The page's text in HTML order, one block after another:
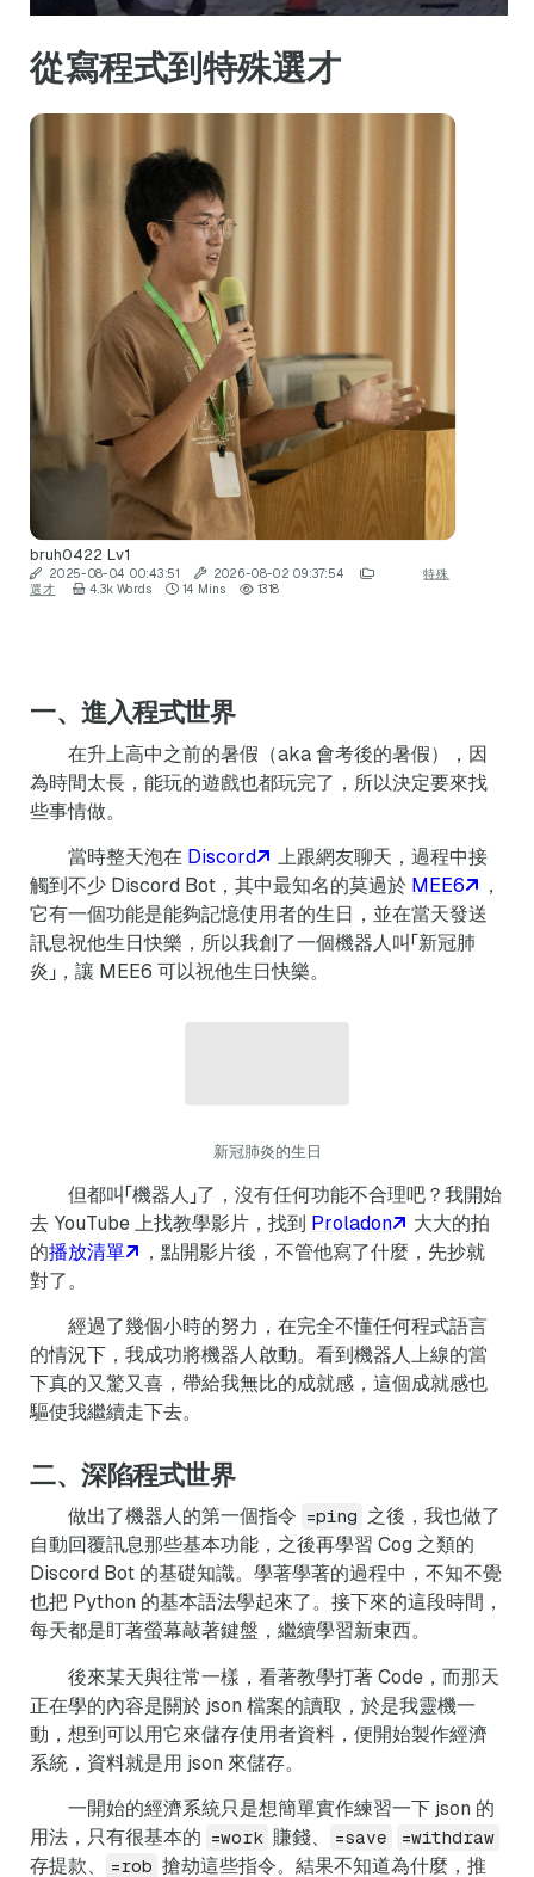
從寫程式到特殊選才
bruh0422 Lv1
2025-08-04 00:43:51 2026-08-02 09:37:54
特殊
選才
4.3k Words 14 Mins 1318
一、進入程式世界
在升上高中之前的暑假（aka 會考後的暑假），因
為時間太長，能玩的遊戲也都玩完了，所以決定要來找
些事情做。
當時整天泡在 Discord
上跟網友聊天，過程中接
觸到不少 Discord Bot，其中最知名的莫過於 MEE6
，
它有一個功能是能夠記憶使用者的生日，並在當天發送
訊息祝他生日快樂，所以我創了一個機器人叫「新冠肺
炎」，讓 MEE6 可以祝他生日快樂。
新冠肺炎的生日
但都叫「機器人」了，沒有任何功能不合理吧？我開始
去 YouTube 上找教學影片，找到 Proladon
大大的拍
的播放清單
，點開影片後，不管他寫了什麼，先抄就
對了。
經過了幾個小時的努力，在完全不懂任何程式語言
的情況下，我成功將機器人啟動。看到機器人上線的當
下真的又驚又喜，帶給我無比的成就感，這個成就感也
驅使我繼續走下去。
二、深陷程式世界
做出了機器人的第一個指令 =ping
之後，我也做了
自動回覆訊息那些基本功能，之後再學習 Cog 之類的
Discord Bot 的基礎知識。學著學著的過程中，不知不覺
也把 Python 的基本語法學起來了。接下來的這段時間，
每天都是盯著螢幕敲著鍵盤，繼續學習新東西。
後來某天與往常一樣，看著教學打著 Code，而那天
正在學的內容是關於 json 檔案的讀取，於是我靈機一
動，想到可以用它來儲存使用者資料，便開始製作經濟
系統，資料就是用 json 來儲存。
一開始的經濟系統只是想簡單實作練習一下 json 的
用法，只有很基本的
=work 賺錢、 =save =withdraw
存提款、 =rob 搶劫這些指令。結果不知道為什麼，推